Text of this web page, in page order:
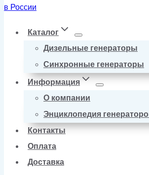
Каталог
Дизельные генераторы
Синхронные генераторы
Информация
О компании
Энциклопедия
Контакты
Оплата
Доставка